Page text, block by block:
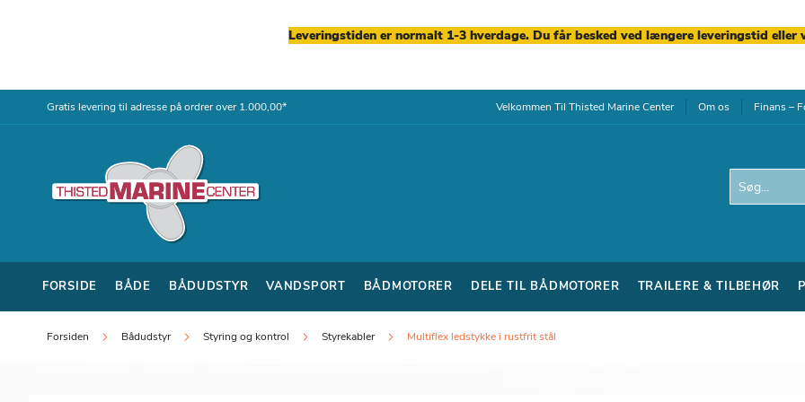
Leveringstiden er normalt 1-3 hverdage. Du får besked ved længere leveringstid eller
Gratis levering til adresse på ordrer over 1.000,00*Skip
Velkommen Til Thisted Marine Center Om os Finans –
Search
FORSIDE BÅDE BÅDUDSTYR VANDSPORT BÅDMOTORER DELE TIL BÅDMOTORER TRAILERE & TILBEHØR
Forsiden Bådudstyr Styring og kontrol Styrekabler Multiflex ledstykke i rustfrit stål